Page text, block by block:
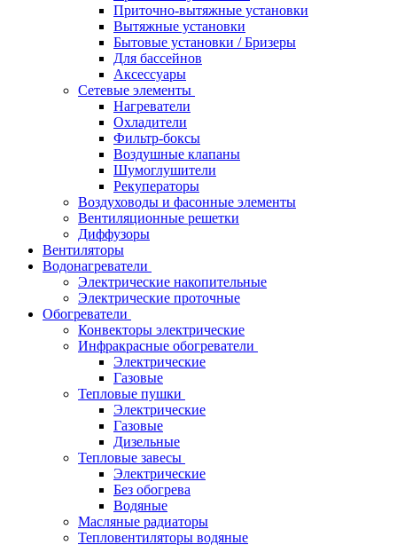
Приточно-вытяжные установки
Вытяжные установки
Бытовые установки / Бризеры
Для бассейнов
Аксессуары
Сетевые элементы
Нагреватели
Охладители
Фильтр-боксы
Воздушные клапаны
Шумоглушители
Рекуператоры
Воздуховоды и фасонные элементы
Вентиляционные решетки
Диффузоры
Вентиляторы
Водонагреватели
Электрические накопительные
Электрические проточные
Обогреватели
Конвекторы электрические
Инфракрасные обогреватели
Электрические
Газовые
Тепловые пушки
Электрические
Газовые
Дизельные
Тепловые завесы
Электрические
Без обогрева
Водяные
Масляные радиаторы
Тепловентиляторы водяные